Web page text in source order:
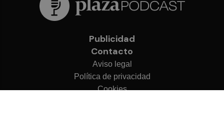
Publicidad
Contacto
Aviso legal
Política de privacidad
Cookies